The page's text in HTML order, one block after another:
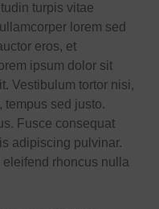
turpis vitae
lorem sed
eros, et
ipsum dolor sit
Vestibulum tortor nisi,
tempus sed justo.
Fusce consequat
adipiscing pulvinar.
rhoncus nulla